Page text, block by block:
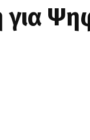
για